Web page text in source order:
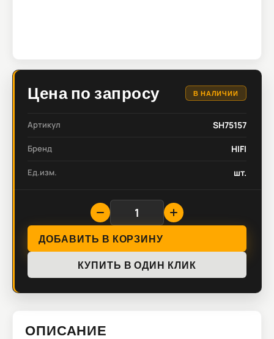
Цена по запросу В НАЛИЧИИ
Артикул SH75157
Бренд HIFI
Ед.изм. шт.
ДОБАВИТЬ В КОРЗИНУ
КУПИТЬ В ОДИН КЛИК
ОПИСАНИЕ